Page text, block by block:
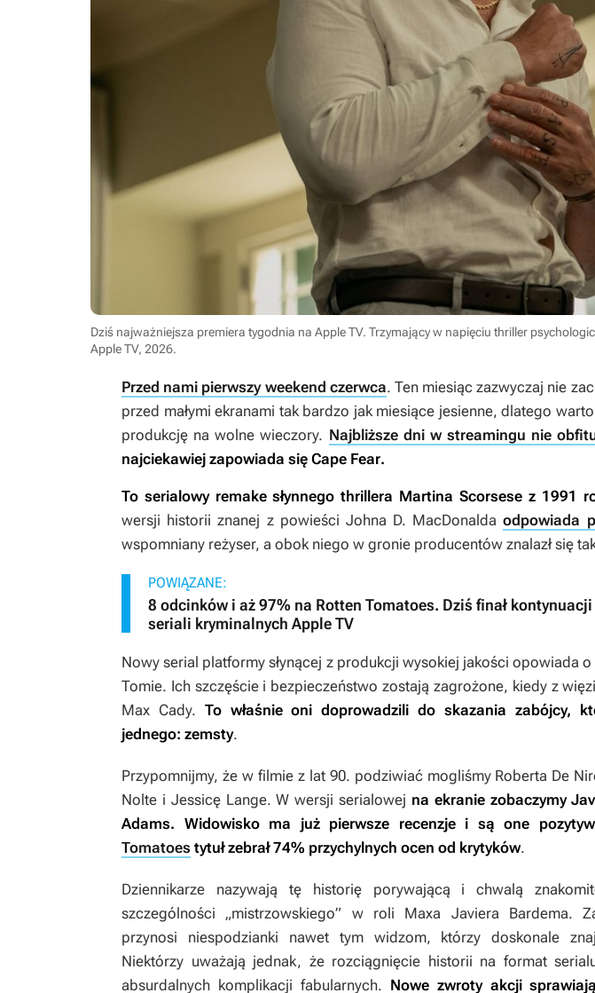
Dziś najważniejsza premiera tygodnia na Apple TV. Trzymający w napięciu thriller
Apple TV, 2026.
Przed nami pierwszy weekend czerwca. Ten miesiąc zazwyczaj nie
przed małymi ekranami tak bardzo jak miesiące jesienne, dlatego
produkcję na wolne wieczory. Najbliższe dni w streamingu nie
najciekawiej zapowiada się Cape Fear.
To serialowy remake słynnego thrillera Martina Scorsese z 1991
wersji historii znanej z powieści Johna D. MacDonaldaodpowiada
wspomniany reżyser, a obok niego w gronie producentów znalazł się
POWIĄZANE:
8 odcinków i aż 97% na Rotten Tomatoes. Dziś finał
seriali kryminalnych Apple TV
Nowy serial platformy słynącej z produkcji wysokiej jakości opowiada
Tomie. Ich szczęście i bezpieczeństwo zostają zagrożone, kiedy z
Max Cady. To właśnie oni doprowadzili do skazania zabójcy,
jednego: zemsty.
Przypomnijmy, że w filmie z lat 90. podziwiać mogliśmy Roberta De
Nolte i Jessicę Lange. W wersji serialowej na ekranie zobaczymy
Adams. Widowisko ma już pierwsze recenzje i są one
Tomatoes tytuł zebrał 74% przychylnych ocen od krytyków.
Dziennikarze nazywają tę historię porywającą i chwalą
szczególności „mistrzowskiego” w roli Maxa Javiera Bardema.
przynosi niespodzianki nawet tym widzom, którzy doskonale
Niektórzy uważają jednak, że rozciągnięcie historii na format
absurdalnych komplikacji fabularnych. Nowe zwroty akcji